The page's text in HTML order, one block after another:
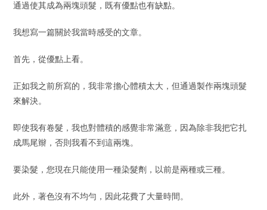
通過使其成為兩塊頭髮，既有優點也有缺點。
我想寫一篇關於我當時感受的文章。
首先，從優點上看。
正如我之前所寫的，我非常擔心體積太大，但通過製作兩塊頭髮
來解決。
即使我有卷髮，我也對體積的感覺非常滿意，因為除非我把它扎
成馬尾辮，否則我看不到這兩塊。
要染髮，您現在只能使用一種染髮劑，以前是兩種或三種。
此外，著色沒有不均勻，因此花費了大量時間。